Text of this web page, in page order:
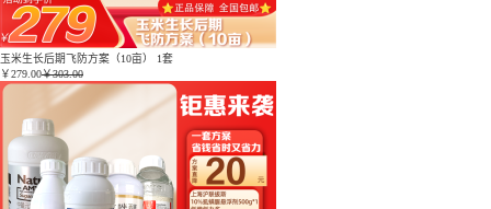
玉米生长后期飞防方案（10亩） 1套
￥279.00￥303.00